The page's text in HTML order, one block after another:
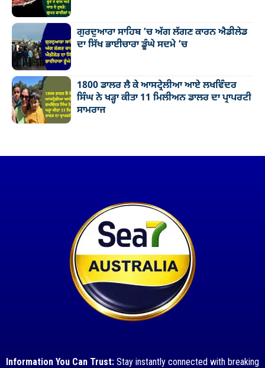
ਗੁਰਦੁਆਰਾ ਸਾਹਿਬ ’ਚ ਅੱਗ ਲੱਗਣ ਕਾਰਨ ਐਡੀਲੇਡ
ਦਾ ਸਿੱਖ ਭਾਈਚਾਰਾ ਡੂੰਘੇ ਸਦਮੇ ’ਚ
1800 ਡਾਲਰ ਲੈ ਕੇ ਆਸਟ੍ਰੇਲੀਆ ਆਏ ਲਖਵਿੰਦਰ
ਸਿੰਘ ਨੇ ਖੜ੍ਹਾ ਕੀਤਾ 11 ਮਿਲੀਅਨ ਡਾਲਰ ਦਾ ਪ੍ਰਾਪਰਟੀ
ਸਾਮਰਾਜ
Information You Can Trust: Stay instantly connected with breaking